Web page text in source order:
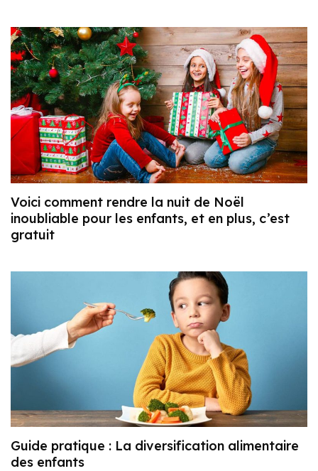
Voici comment rendre la nuit de Noël
inoubliable pour les enfants, et en plus, c’est
gratuit
Guide pratique : La diversification alimentaire
des enfants